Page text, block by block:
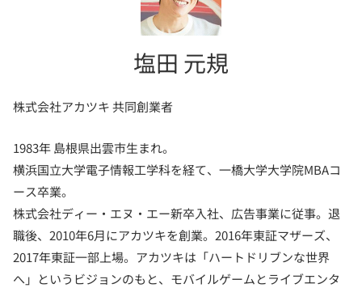
塩田 元規
株式会社アカツキ 共同創業者
1983年 島根県出雲市生まれ。
横浜国立大学電子情報工学科を経て、一橋大学大学院MBAコ
ース卒業。
株式会社ディー・エヌ・エー新卒入社、広告事業に従事。退
職後、2010年6月にアカツキを創業。2016年東証マザーズ、
2017年東証一部上場。アカツキは「ハートドリブンな世界
へ」というビジョンのもと、モバイルゲームとライブエンタ